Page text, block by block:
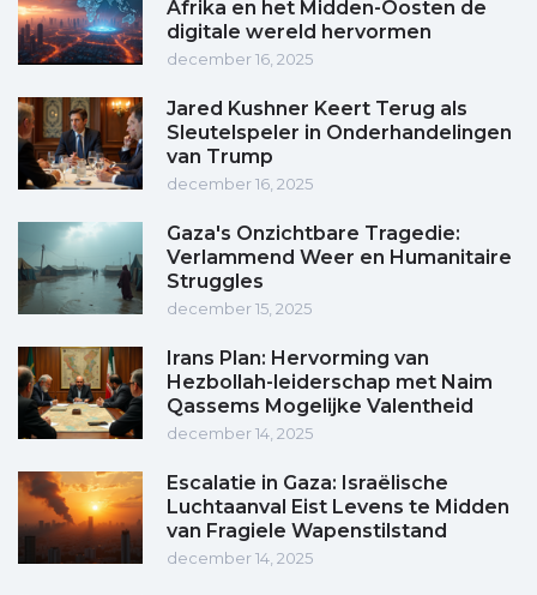
Afrika en het Midden-Oosten de
digitale wereld hervormen
december 16, 2025
Jared Kushner Keert Terug als
Sleutelspeler in Onderhandelingen
van Trump
december 16, 2025
Gaza's Onzichtbare Tragedie:
Verlammend Weer en Humanitaire
Struggles
december 15, 2025
Irans Plan: Hervorming van
Hezbollah-leiderschap met Naim
Qassems Mogelijke Valentheid
december 14, 2025
Escalatie in Gaza: Israëlische
Luchtaanval Eist Levens te Midden
van Fragiele Wapenstilstand
december 14, 2025